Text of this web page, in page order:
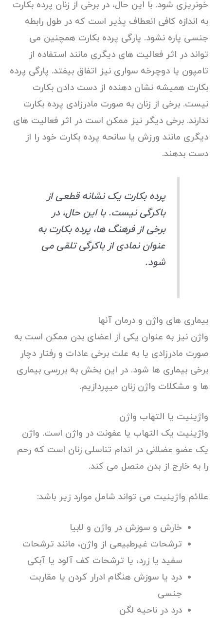
خونریزی شود. با این حال، در برخی از زنان پرده بکارت
به اندازه کافی انعطاف پذیر است که در طول رابطه
جنسی پاره نشود. پارگی پرده بکارت همچنین می
تواند در اثر فعالیت های دیگری مانند استفاده از
تامپون یا دوچرخه سواری نیز اتفاق بیفتد. پارگی پرده
بکارت همیشه نشان دهنده از دست دادن بکارت
نیست. برخی از زنان به صورت مادرزادی پرده بکارت
ندارند. برخی دیگر نیز ممکن است در اثر فعالیت های
دیگری مانند ورزش یا سانحه پرده بکارت خود را از
دست بدهند.
پرده بکارت یک نشانه قطعی از
باکرگی نیست. با این حال، در
برخی از فرهنگ ها، پرده بکارت به
عنوان نمادی از باکرگی تلقی می
شود.
بیماری های واژن و درمان آنها
واژن نیز به عنوان یکی از اعضای بدن ممکن است به
صورت مادرزادی یا به علت برخی عادات و رفتار دچار
برخی بیماری ها شود. در این بخش به بررسی بیماری
ها و مشکلات واژن زنان میپردازیم.
واژینیت یا التهاب واژن
واژینیت یک التهاب یا عفونت در واژن است. واژن
یک عضو عضلانی در اندام تناسلی زنان است که رحم
را به خارج از بدن متصل می کند.
علائم واژینیت می تواند شامل موارد زیر باشد:
خارش و سوزش در واژن و لابیا
ترشحات غیرطبیعی از واژن، مانند ترشحات
سفید یا زرد، یا ترشحات کف آلود یا آبکی
درد یا سوزش هنگام ادرار کردن یا مقاربت
جنسی
درد در ناحیه لگن